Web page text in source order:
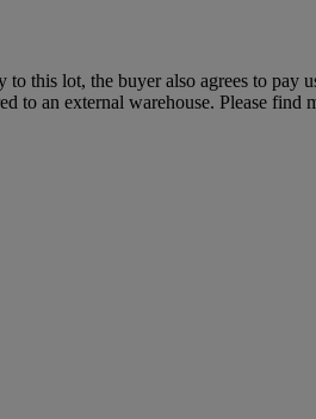
this lot, the buyer also agrees to pay
an external warehouse. Please